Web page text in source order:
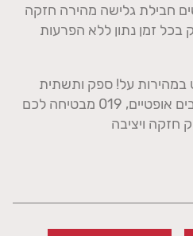
חבילת גלישה מהירה חזקה
זמן נתון ללא הפרעות
במהירות על! ספק ותשתית
019 מבטיחה לכם
חזקה ויציבה